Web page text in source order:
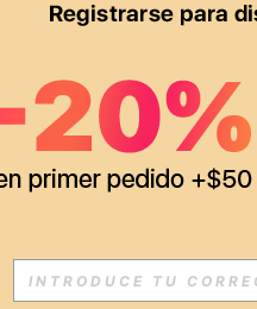
EN APP
RECIBIR OFERTAS